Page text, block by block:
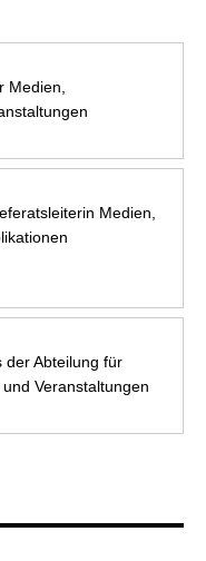
Medien,
Medien,
der Abteilung für
Veranstaltungen